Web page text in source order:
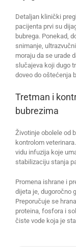
Detaljan klinički
pacijenta prvi su
bubrega. Ponekad,
snimanje,
moraju da se urade
slučajeva koji dugo
doveo do oštećenja
Tretman i
bubrezima
Životinje obolele od
kontrolom
vidu infuzija koje
stabilizaciju stanja
Promena ishrane i
dijeta je, dugoročno
Preporučuje se
proteina, fosfora i
čiste vode koja je